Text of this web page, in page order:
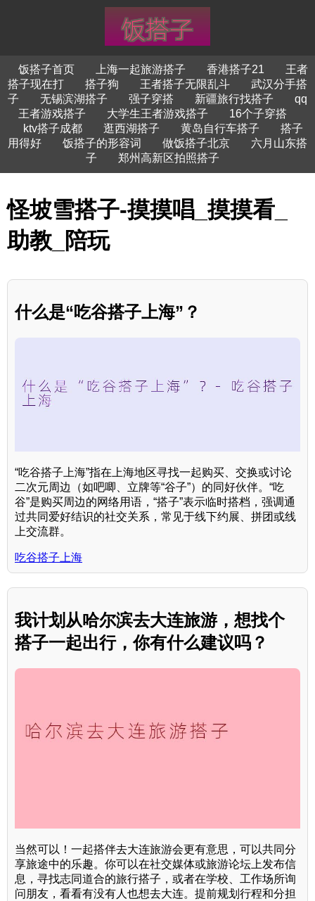
饭搭子首页 上海一起旅游搭子 香港搭子21
王者
搭子现在打
搭子狗 王者搭子无限乱斗
武汉分手搭
子
无锡滨湖搭子 强子穿搭 新疆旅行找搭子
qq
王者游戏搭子
大学生王者游戏搭子
16个子穿搭
ktv搭子成都
逛西湖搭子 黄岛自行车搭子
搭子
用得好
饭搭子的形容词 做饭搭子北京
六月山东搭
子
郑州高新区拍照搭子
怪坡雪搭子-摸摸唱_摸摸看_
助教_陪玩
什么是“吃谷搭子上海”？
“吃谷搭子上海”指在上海地区寻找一起购买、交换或讨论
二次元周边（如吧唧、立牌等“谷子”）的同好伙伴。“吃
谷”是购买周边的网络用语，“搭子”表示临时搭档，强调通
过共同爱好结识的社交关系，常见于线下约展、拼团或线
上交流群。
吃谷搭子上海
我计划从哈尔滨去大连旅游，想找个
搭子一起出行，你有什么建议吗？
当然可以！一起搭伴去大连旅游会更有意思，可以共同分
享旅途中的乐趣。你可以在社交媒体或旅游论坛上发布信
息，寻找志同道合的旅行搭子，或者在学校、工作场所询
问朋友，看看有没有人也想去大连。提前规划行程和分担